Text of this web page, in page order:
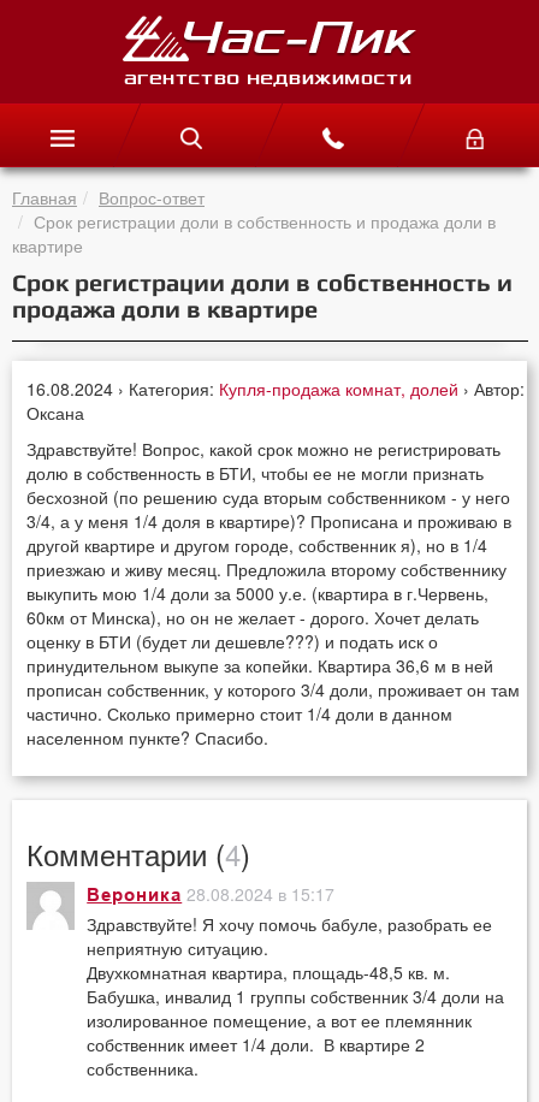
Главная
Вопрос-ответ
Срок регистрации доли в собственность и продажа доли в
квартире
Срок регистрации доли в собственность и
продажа доли в квартире
16.08.2024 › Категория: Купля-продажа комнат, долей › Автор:
Оксана
Здравствуйте! Вопрос, какой срок можно не регистрировать
долю в собственность в БТИ, чтобы ее не могли признать
бесхозной (по решению суда вторым собственником - у него
3/4, а у меня 1/4 доля в квартире)? Прописана и проживаю в
другой квартире и другом городе, собственник я), но в 1/4
приезжаю и живу месяц. Предложила второму собственнику
выкупить мою 1/4 доли за 5000 у.е. (квартира в г.Червень,
60км от Минска), но он не желает - дорого. Хочет делать
оценку в БТИ (будет ли дешевле???) и подать иск о
принудительном выкупе за копейки. Квартира 36,6 м в ней
прописан собственник, у которого 3/4 доли, проживает он там
частично. Сколько примерно стоит 1/4 доли в данном
населенном пункте? Спасибо.
Комментарии (4)
Вероника 28.08.2024 в 15:17
Здравствуйте! Я хочу помочь бабуле, разобрать ее
неприятную ситуацию.
Двухкомнатная квартира, площадь-48,5 кв. м.
Бабушка, инвалид 1 группы собственник 3/4 доли на
изолированное помещение, а вот ее племянник
собственник имеет 1/4 доли. В квартире 2
собственника.